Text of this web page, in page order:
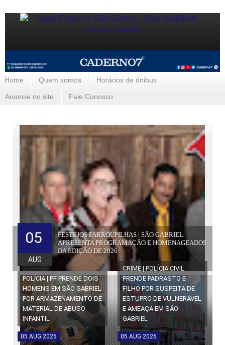
Home Quem somos Horários de ônibus
Anuncie no site Fale Conosco
FESTEJOS FARROUPILHAS | SÃO GABRIEL
APRESENTA PROGRAMAÇÃO E HOMENAGEADOS
DA EDIÇÃO DE 2026
05
AUG
POLÍCIA | PF PRENDE DOIS
HOMENS EM SÃO GABRIEL
POR ARMAZENAMENTO DE
MATERIAL DE ABUSO
INFANTIL
05 AUG 2026
CRIME | POLÍCIA CIVIL
PRENDE PADRASTO E
FILHO POR SUSPEITA DE
ESTUPRO DE VULNERÁVEL
E AMEAÇA EM SÃO
GABRIEL
05 AUG 2026